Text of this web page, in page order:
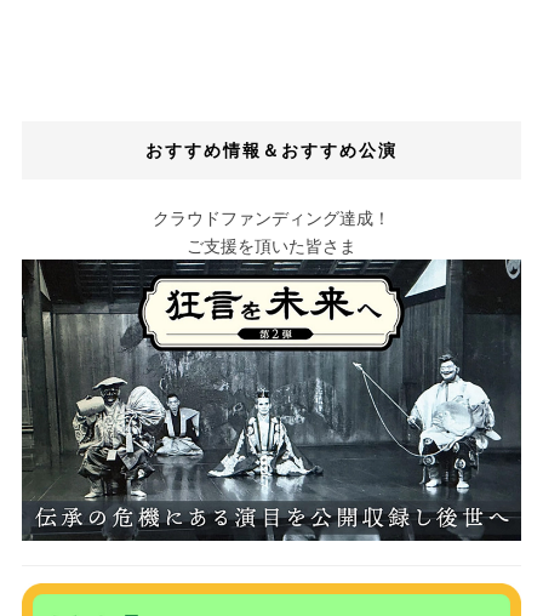
おすすめ情報＆おすすめ公演
クラウドファンディング達成！
ご支援を頂いた皆さま